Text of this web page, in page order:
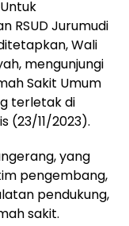
RSUD Jurumudi
Wali
mengunjungi
Sakit Umum
terletak di
(23/11/2023).
yang
pengembang,
pendukung,
sakit.